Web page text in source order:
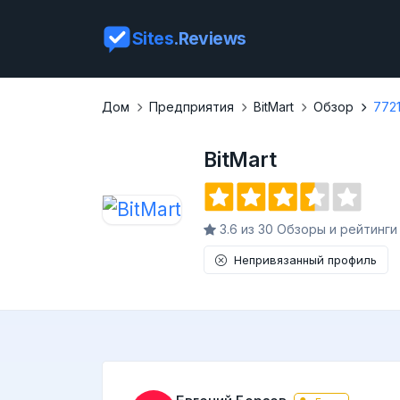
Sites.Reviews
Дом Предприятия BitMart Обзор 7721
BitMart
3.6 из 30 Обзоры и рейтинги
Непривязанный профиль